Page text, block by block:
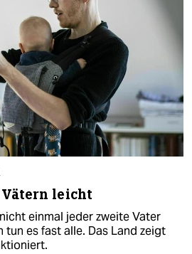
Vätern leicht
einmal jeder zweite Vater
tun es fast alle. Das Land zeigt